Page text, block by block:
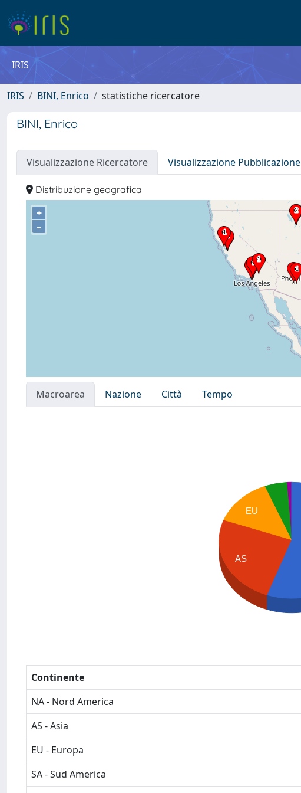
IRIS
IRIS BINI, Enrico statistiche ricercatore
BINI, Enrico
Visualizzazione Ricercatore Visualizzazione Pubblicazione
Distribuzione geografica
+
–
Macroarea Nazione Città
Tempo
EU
AS
Continente
NA - Nord America
AS - Asia
EU - Europa
SA - Sud America